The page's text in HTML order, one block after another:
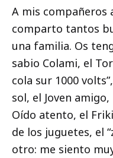
A mis compañeros
comparto tantos
una familia. Os
sabio Colami, el
cola sur 1000
sol, el Joven
Oído atento, el
de los juguetes, el
otro: me siento